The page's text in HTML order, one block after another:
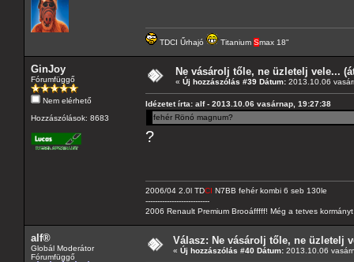
TDCI Űrhajó Titanium Smax 18"
GinJoy
Fórumfüggő
Nem elérhető
Hozzászólások: 8683
Ne vásárolj tőle, ne üzletelj vele...
« Új hozzászólás #39 Dátum: 2013.10.06
Idézetet írta: alf - 2013.10.06 vasárnap, 19:27:38
fehér Rönó magnum?
?
2006/04 2.0l TDCI N7BB fehér kombi 6 seb 130le
---------------------------
2006 Renault Premium Brooáfffff! Még a tetves
alf®
Globál Moderátor
Fórumfüggő
Válasz: Ne vásárolj tőle, ne üzletelj
« Új hozzászólás #40 Dátum: 2013.10.06